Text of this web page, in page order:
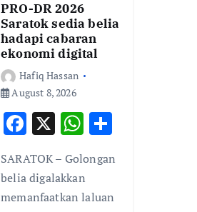
PRO-DR 2026
Saratok sedia belia
hadapi cabaran
ekonomi digital
Hafiq Hassan
August 8, 2026
F
e
b
X W
at
s
ar
e
SARATOK – Golongan
belia digalakkan
memanfaatkan laluan